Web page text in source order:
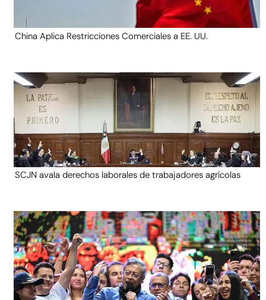
China Aplica Restricciones Comerciales a EE. UU.
SCJN avala derechos laborales de trabajadores agrícolas